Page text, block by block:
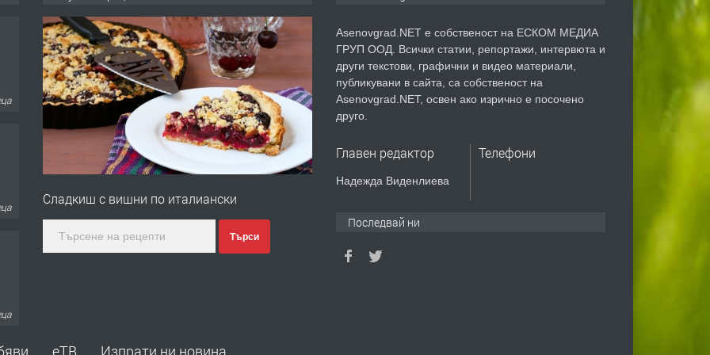
Сладкиш с вишни по италиански
Търси
Asenovgrad.NET е собственост на ЕСКОМ МЕДИА
ГРУП ООД. Всички статии, репортажи, интервюта и
други текстови, графични и видео материали,
публикувани в сайта, са собственост на
Asenovgrad.NET, освен ако изрично е посочено
друго.
Главен редактор
Надежда Виденлиева
Телефони
Последвай ни